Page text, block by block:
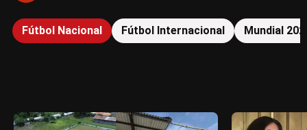
Fútbol Nacional Fútbol Internacional Mundial